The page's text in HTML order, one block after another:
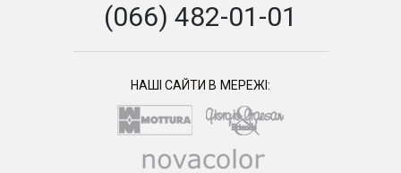
(066) 482-01-01
НАШІ САЙТИ В МЕРЕЖІ: